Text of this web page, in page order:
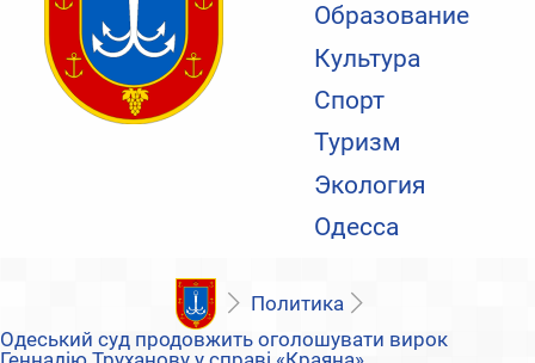
Образование
Культура
Спорт
Туризм
Экология
Одесса
Политика
Одеський суд продовжить оголошувати вирок